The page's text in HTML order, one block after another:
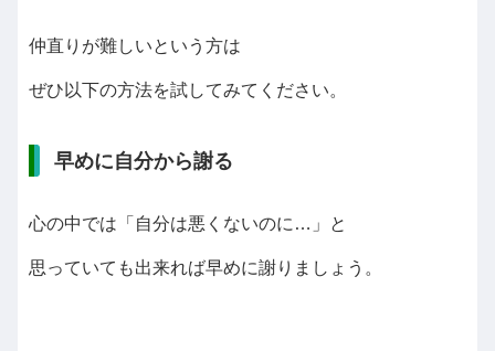
仲直りが難しいという方は
ぜひ以下の方法を試してみてください。
早めに自分から謝る
心の中では「自分は悪くないのに…」と
思っていても出来れば早めに謝りましょう。